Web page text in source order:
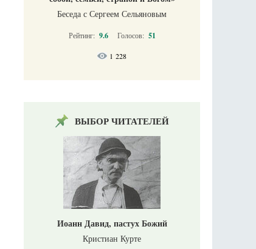
Беседа с Сергеем Сельяновым
Рейтинг: 9.6 Голосов: 51
1 228
ВЫБОР ЧИТАТЕЛЕЙ
Иоанн Давид, пастух Божий
Кристиан Курте